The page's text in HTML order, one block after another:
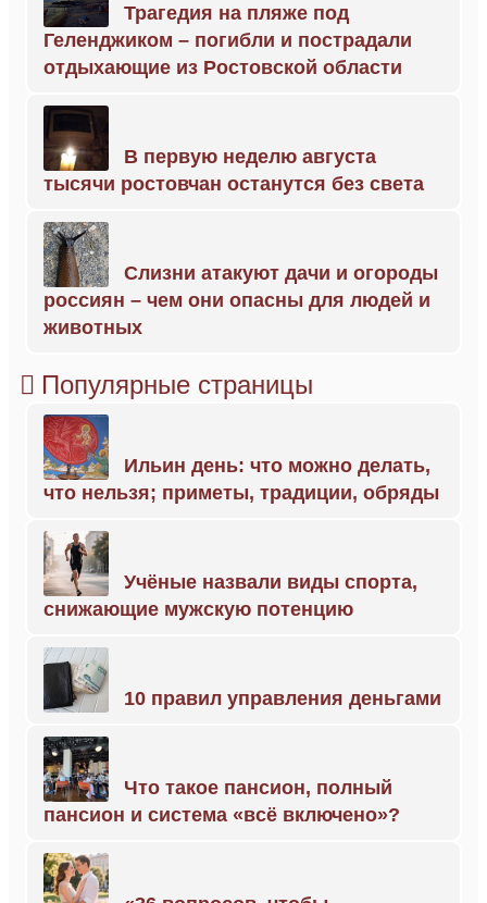
Трагедия на пляже под
Геленджиком – погибли и пострадали
отдыхающие из Ростовской области
В первую неделю августа
тысячи ростовчан останутся без света
Слизни атакуют дачи и огороды
россиян – чем они опасны для людей и
животных
Популярные страницы
Ильин день: что можно делать,
что нельзя; приметы, традиции, обряды
Учёные назвали виды спорта,
снижающие мужскую потенцию
10 правил управления деньгами
Что такое пансион, полный
пансион и система «всё включено»?